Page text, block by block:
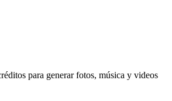
para generar fotos, música y videos